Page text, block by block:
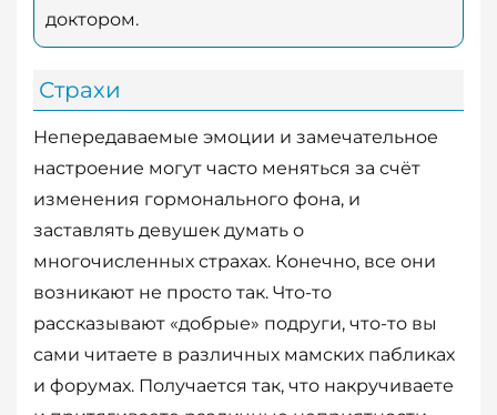
доктором.
Страхи
Непередаваемые эмоции и замечательное
настроение могут часто меняться за счёт
изменения гормонального фона, и
заставлять девушек думать о
многочисленных страхах. Конечно, все они
возникают не просто так. Что-то
рассказывают «добрые» подруги, что-то вы
сами читаете в различных мамских пабликах
и форумах. Получается так, что накручиваете